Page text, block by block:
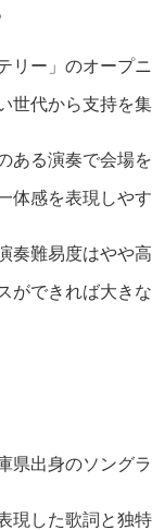
リー」のオープ
世代から支持を集
ある演奏で会場
体感を表現しや
奏難易度はやや
ができれば大き
県出身のソングラ
現した歌詞と独